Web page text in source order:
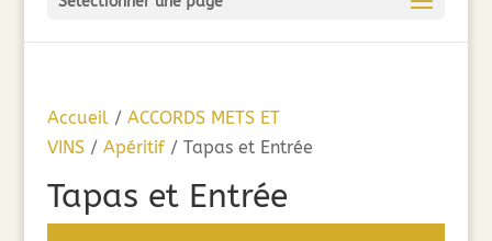
Accueil/ ACCORDS METS ET
VINS/ Apéritif/ Tapas et Entrée
Tapas et Entrée